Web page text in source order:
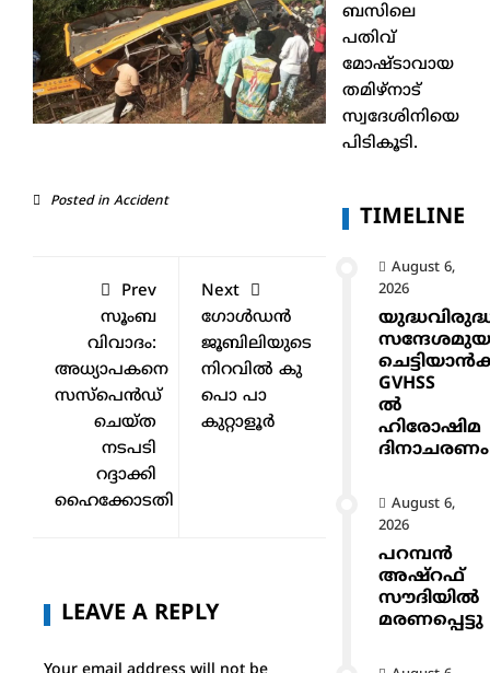
Posted in Accident
Prev
സൂംബ
വിവാദം:
അധ്യാപകനെ
സസ്‌പെന്‍ഡ്
ചെയ്ത
നടപടി
റദ്ദാക്കി
ഹൈക്കോടതി
Next
ഗോൾഡൻ
ജൂബിലിയുടെ
നിറവിൽ കു
പൊ പാ
കുറ്റാളൂർ
LEAVE A REPLY
ബസിലെ
പതിവ്
മോഷ്ടാവായ
തമിഴ്നാട്
സ്വദേശിനിയെ
പിടികൂടി.
TIMELINE
August 6,
2026
GVHSS
ൽ
ഹിരോഷിമ
ദിനാചരണം
August 6,
2026
പറമ്പൻ
അഷ്‌റഫ്
സൗദിയിൽ
മരണപ്പെട്ടു